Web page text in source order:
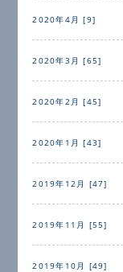
2020年4月 [9]
2020年3月 [65]
2020年2月 [45]
2020年1月 [43]
2019年12月 [47]
2019年11月 [55]
2019年10月 [49]